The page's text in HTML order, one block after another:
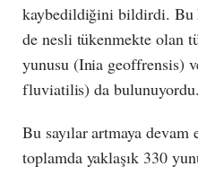
kaybedildiğini bildirdi. Bu
de nesli tükenmekte olan
yunusu (Inia geoffrensis)
fluviatilis) da bulunuyordu.
Bu sayılar artmaya
toplamda yaklaşık 330